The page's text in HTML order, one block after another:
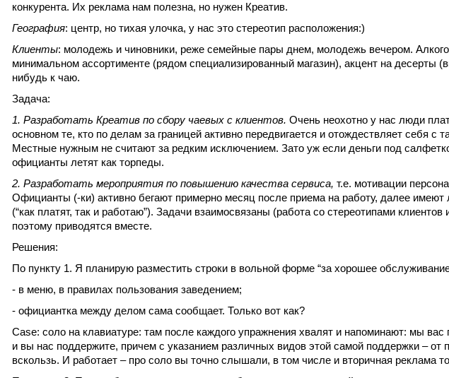
конкурента. Их реклама нам полезна, но нужен Креатив.
География: центр, но тихая улочка, у нас это стереотип расположения:)
Клиенты: молодежь и чиновники, реже семейные пары днем, молодежь вечером.
минимальном ассортименте (рядом специализированный магазин), акцент на десерты
нибудь к чаю.
Задача:
1. Разработать Креатив по сбору чаевых с клиентов. Очень неохотно у нас люди
основном те, кто по делам за границей активно передвигается и отождествляет себя с
Местные нужным не считают за редким исключением. Зато уж если деньги под
официанты летят как торпеды.
2. Разработать мероприятия по повышению качества сервиса, т.е. мотивации
Официанты (-ки) активно бегают примерно месяц после приема на работу, далее имеют
(“как платят, так и работаю”). Задачи взаимосвязаны (работа со стереотипами клиентов
поэтому приводятся вместе.
Решения:
По пункту 1. Я планирую разместить строки в вольной форме “за хорошее
- в меню, в правилах пользования заведением;
- официантка между делом сама сообщает. Только вот как?
Case: соло на клавиатуре: там после каждого упражнения хвалят и напоминают: мы
и вы нас поддержите, причем с указанием различных видов этой самой поддержки – от
вскользь. И работает – про соло вы точно слышали, в том числе и вторичная реклама